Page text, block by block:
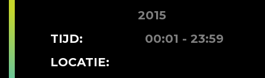
2015
TIJD:
00:01 - 23:59
LOCATIE: